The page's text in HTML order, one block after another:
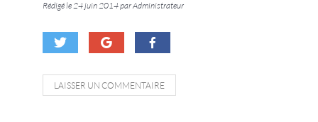
Rédigé le 24 juin 2014 par Administrateur
LAISSER UN COMMENTAIRE